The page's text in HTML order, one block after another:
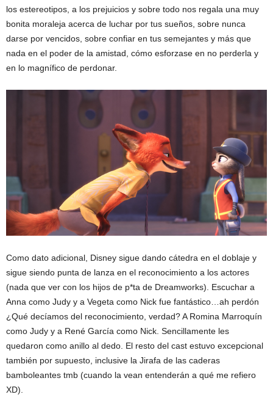
los estereotipos, a los prejuicios y sobre todo nos regala una muy
bonita moraleja acerca de luchar por tus sueños, sobre nunca
darse por vencidos, sobre confiar en tus semejantes y más que
nada en el poder de la amistad, cómo esforzase en no perderla y
en lo magnífico de perdonar.
Como dato adicional, Disney sigue dando cátedra en el doblaje y
sigue siendo punta de lanza en el reconocimiento a los actores
(nada que ver con los hijos de p*ta de Dreamworks). Escuchar a
Anna como Judy y a Vegeta como Nick fue fantástico…ah perdón
¿Qué decíamos del reconocimiento, verdad? A Romina Marroquín
como Judy y a René García como Nick. Sencillamente les
quedaron como anillo al dedo. El resto del cast estuvo excepcional
también por supuesto, inclusive la Jirafa de las caderas
bamboleantes tmb (cuando la vean entenderán a qué me refiero
XD).